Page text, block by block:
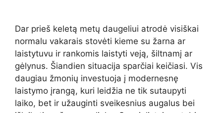
Dar prieš keletą metų daugeliui atrodė visiškai
normalu vakarais stovėti kieme su žarna ar
laistytuvu ir rankomis laistyti veją, šiltnamį ar
gėlynus. Šiandien situacija sparčiai keičiasi. Vis
daugiau žmonių investuoja į modernesnę
laistymo įrangą, kuri leidžia ne tik sutaupyti
laiko, bet ir užauginti sveikesnius augalus bei